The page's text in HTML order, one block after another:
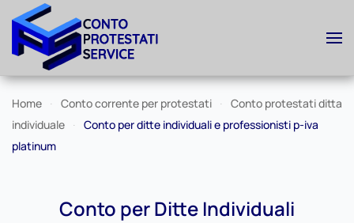
Skip to main content
Home Conto corrente per protestati
Conto protestati ditta
individuale
Conto per ditte individuali e professionisti p-iva
platinum
Conto per Ditte Individuali